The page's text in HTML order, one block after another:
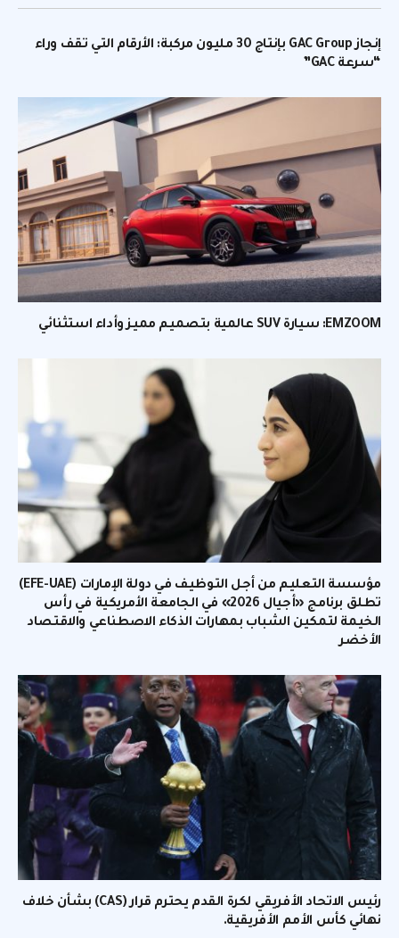
إنجاز GAC Group بإنتاج 30 مليون مركبة: الأرقام التي تقف وراء
“سرعة GAC”
EMZOOM: سيارة SUV عالمية بتصميم مميز وأداء استثنائي
مؤسسة التعليم من أجل التوظيف في دولة الإمارات (EFE-UAE)
تطلق برنامج «أجيال 2026» في الجامعة الأمريكية في رأس
الخيمة لتمكين الشباب بمهارات الذكاء الاصطناعي والاقتصاد
الأخضر
رئيس الاتحاد الأفريقي لكرة القدم يحترم قرار (CAS) بشأن خلاف
نهائي كأس الأمم الأفريقية.